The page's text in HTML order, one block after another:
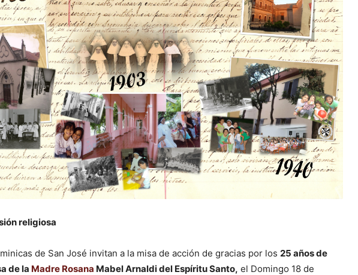
religiosa
de San José invitan a la misa de acción de gracias por los 25 años de
de la Madre Rosana Mabel Arnaldi del Espíritu Santo, el Domingo 18 de